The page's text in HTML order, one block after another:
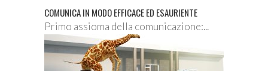
COMUNICA IN MODO EFFICACE ED ESAURIENTE
Primo assioma della comunicazione:...